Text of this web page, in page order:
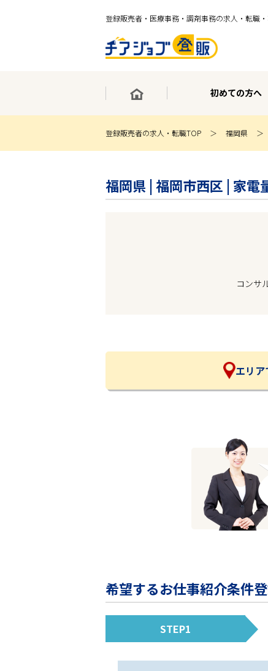
登録販売者・医療事務・調剤事務の求人・転職・
初めての方へ
登録販売者の求人・転職TOP 福岡県
福岡県 | 福岡市西区 | 家電
コンサ
エリア
希望するお仕事紹介条件
STEP1